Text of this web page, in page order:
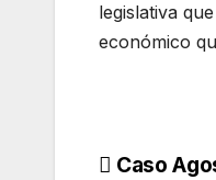
legislativa
económico
Caso